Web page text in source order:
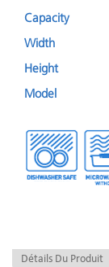
Capacity
Width
Height
Model
Détails Du Produit